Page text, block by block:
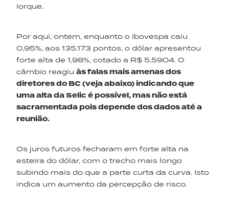
Iorque.
Por aqui, ontem, enquanto o Ibovespa caiu
0,95%, aos 135.173 pontos, o dólar apresentou
forte alta de 1,98%, cotado a R$ 5,5904. O
câmbio reagiu às falas mais amenas dos
diretores do BC (veja abaixo) indicando que
uma alta da Selic é possível, mas não está
sacramentada pois depende dos dados até a
reunião.
Os juros futuros fecharam em forte alta na
esteira do dólar, com o trecho mais longo
subindo mais do que a parte curta da curva. Isto
indica um aumento da percepção de risco.